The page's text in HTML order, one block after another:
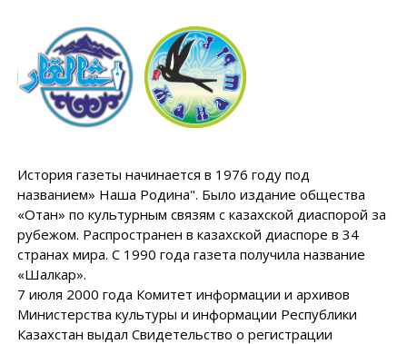
История газеты начинается в 1976 году под
названием» Наша Родина". Было издание общества
«Отан» по культурным связям с казахской диаспорой за
рубежом. Распространен в казахской диаспоре в 34
странах мира. С 1990 года газета получила название
«Шалкар».
7 июля 2000 года Комитет информации и архивов
Министерства культуры и информации Республики
Казахстан выдал Свидетельство о регистрации